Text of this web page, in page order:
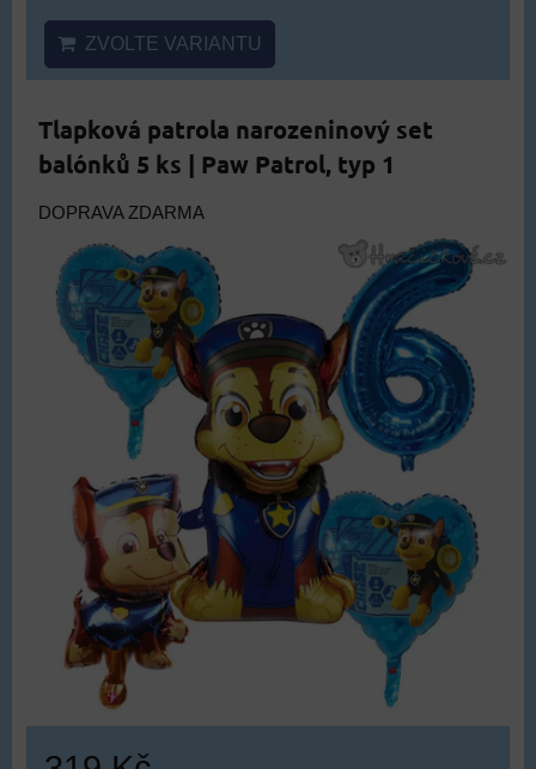
ZVOLTE VARIANTU
Tlapková patrola narozeninový set
balónků 5 ks | Paw Patrol, typ 1
DOPRAVA ZDARMA